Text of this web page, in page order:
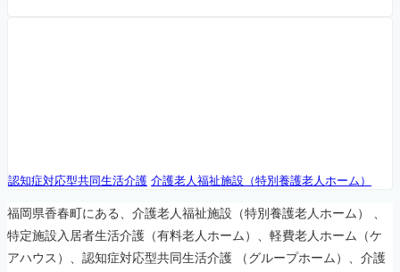
認知症対応型共同生活介護 介護老人福祉施設（特別養護老人ホーム）
福岡県香春町にある、介護老人福祉施設（特別養護老人ホーム） 、
特定施設入居者生活介護（有料老人ホーム）、軽費老人ホーム（ケ
アハウス）、認知症対応型共同生活介護 （グループホーム）、介護